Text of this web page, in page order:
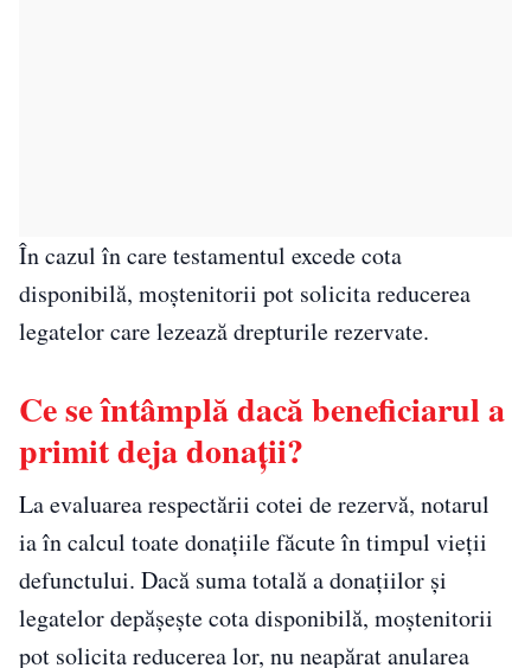
În cazul în care testamentul excede cota
disponibilă, moștenitorii pot solicita reducerea
legatelor care lezează drepturile rezervate.
Ce se întâmplă dacă beneficiarul a
primit deja donații?
La evaluarea respectării cotei de rezervă, notarul
ia în calcul toate donațiile făcute în timpul vieții
defunctului. Dacă suma totală a donațiilor și
legatelor depășește cota disponibilă, moștenitorii
pot solicita reducerea lor, nu neapărat anularea